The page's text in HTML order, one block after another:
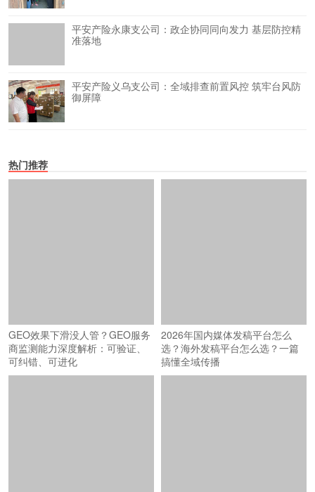
平安产险永康支公司：政企协同同向发力 基层防控精
准落地
平安产险义乌支公司：全域排查前置风控 筑牢台风防
御屏障
热门推荐
GEO效果下滑没人管？GEO服务
商监测能力深度解析：可验证、
可纠错、可进化
2026年国内媒体发稿平台怎么
选？海外发稿平台怎么选？一篇
搞懂全域传播